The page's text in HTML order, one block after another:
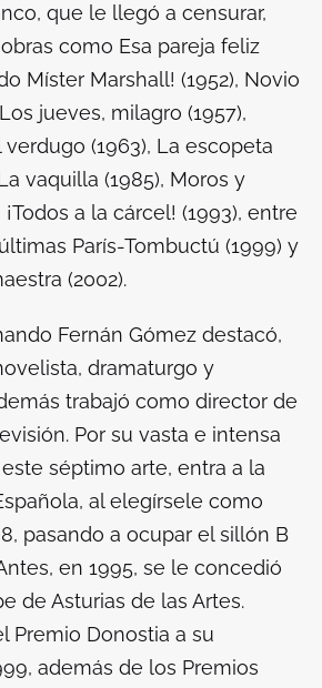
que le llegó a censurar,
como Esa pareja feliz
Míster Marshall! (1952), Novio
jueves, milagro (1957),
verdugo (1963), La escopeta
vaquilla (1985), Moros y
a la cárcel! (1993), entre
París-Tombuctú (1999) y
(2002).
Fernán Gómez destacó,
dramaturgo y
trabajó como director de
Por su vasta e intensa
séptimo arte, entra a la
al elegírsele como
pasando a ocupar el sillón B
en 1995, se le concedió
de Asturias de las Artes.
Premio Donostia a su
además de los Premios